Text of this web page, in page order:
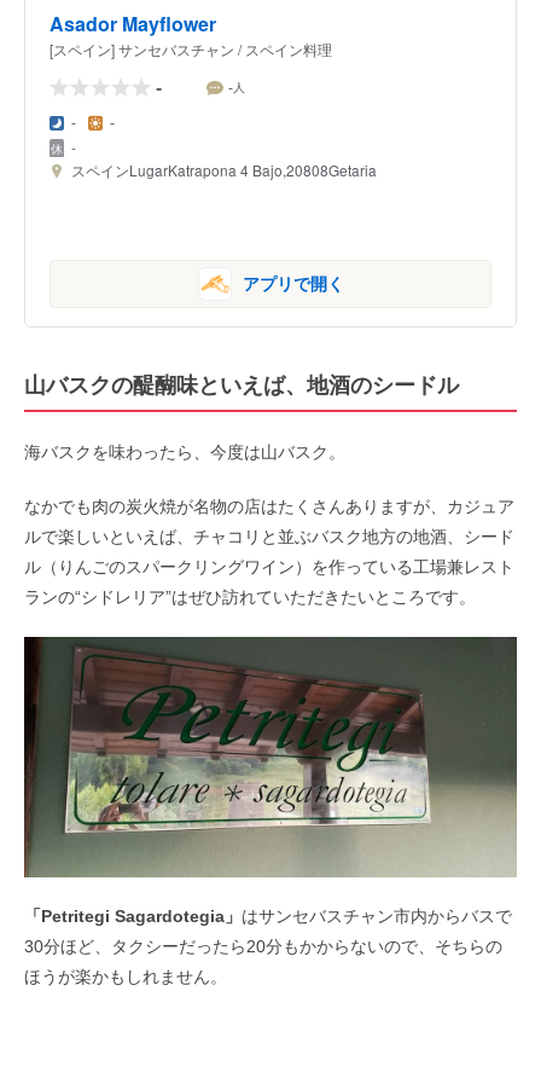
Asador Mayflower
[スペイン] サンセバスチャン / スペイン料理
-
-人
- -
-
スペインLugarKatrapona 4 Bajo,20808Getaria
アプリで開く
山バスクの醍醐味といえば、地酒のシードル
海バスクを味わったら、今度は山バスク。
なかでも肉の炭火焼が名物の店はたくさんありますが、カジュア
ルで楽しいといえば、チャコリと並ぶバスク地方の地酒、シード
ル（りんごのスパークリングワイン）を作っている工場兼レスト
ランの“シドレリア”はぜひ訪れていただきたいところです。
「Petritegi Sagardotegia」 はサンセバスチャン市内からバスで
30分ほど、タクシーだったら20分もかからないので、そちらの
ほうが楽かもしれません。